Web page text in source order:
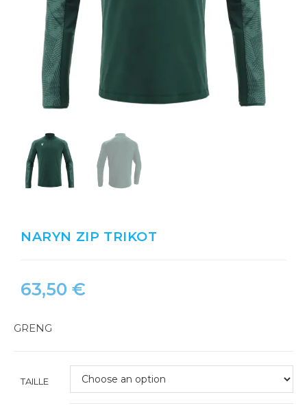
NARYN ZIP TRIKOT
63,50 €
GRENG
TAILLE